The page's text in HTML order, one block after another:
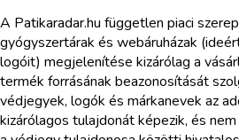
A Patikaradar.hu független piaci
gyógyszertárak és webáruházak
logóit) megjelenítése kizárólag a
termék forrásának beazonosítását
védjegyek, logók és márkanevek az
kizárólagos tulajdonát képezik, és